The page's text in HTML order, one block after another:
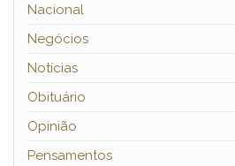
Nacional
Negócios
Notícias
Obituário
Opinião
Pensamentos